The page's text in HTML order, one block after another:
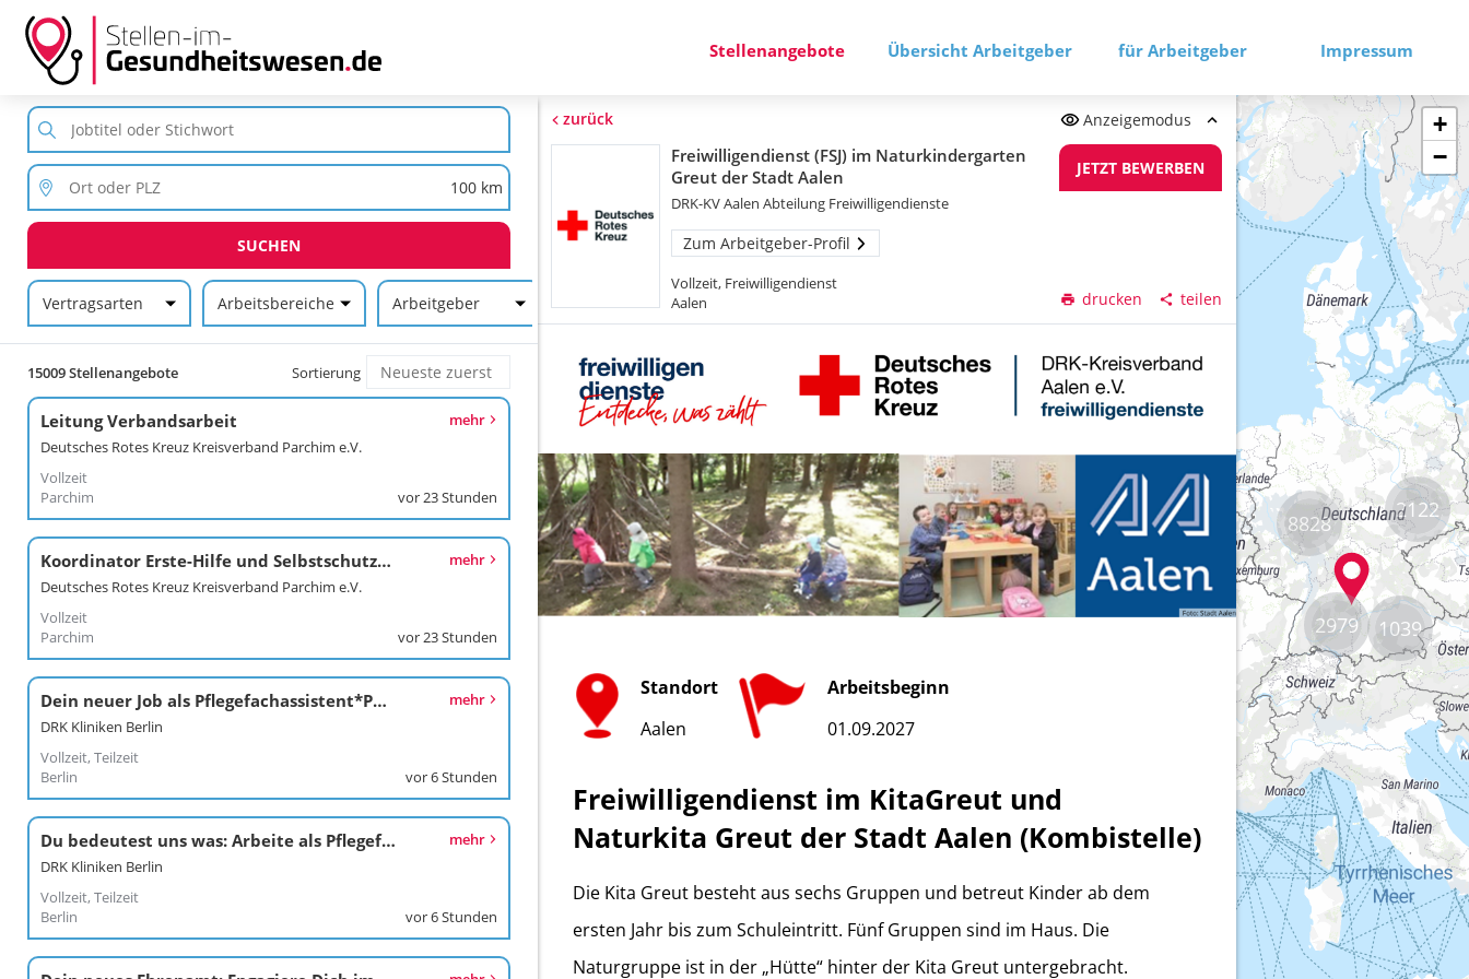
Stellenangebote Übersicht Arbeitgeber für Arbeitgeber Impressum
SUCHEN
Vertragsarten Arbeitsbereiche Arbeitgeber
15009 Stellenangebote Sortierung
Leitung Verbandsarbeit
Deutsches Rotes Kreuz Kreisverband Parchim e.V.
Vollzeit
Parchim
mehr
vor 23 Stunden
Koordinator Erste-Hilfe und Selbstschutzkompetenz
Deutsches Rotes Kreuz Kreisverband Parchim e.V.
Vollzeit
Parchim
mehr
vor 23 Stunden
Dein neuer Job als Pflegefachassistent*Pflegefachassistentin im Kunstkrankenhaus
DRK Kliniken Berlin
Vollzeit, Teilzeit
Berlin
mehr
vor 6 Stunden
Du bedeutest uns was: Arbeite als Pflegefachkraft / Pflegefachfrau*mann in den DRK Kliniken Berlin Köpenick
DRK Kliniken Berlin
Vollzeit, Teilzeit
Berlin
mehr
vor 6 Stunden
zurück Anzeigemodus
Freiwilligendienst (FSJ) im Naturkindergarten
Greut der Stadt Aalen
DRK-KV Aalen Abteilung Freiwilligendienste
Zum Arbeitgeber-Profil
Vollzeit, Freiwilligendienst
Aalen
JETZT BEWERBEN
drucken teilen
8828
2979
2122
1039
+
−